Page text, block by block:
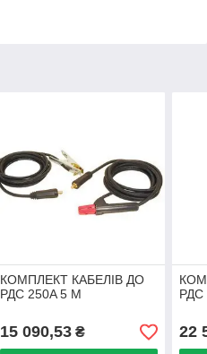
КОМПЛЕКТ КАБЕЛІВ ДО
РДС 250A 5 М
15 090,53₴
РДС
22